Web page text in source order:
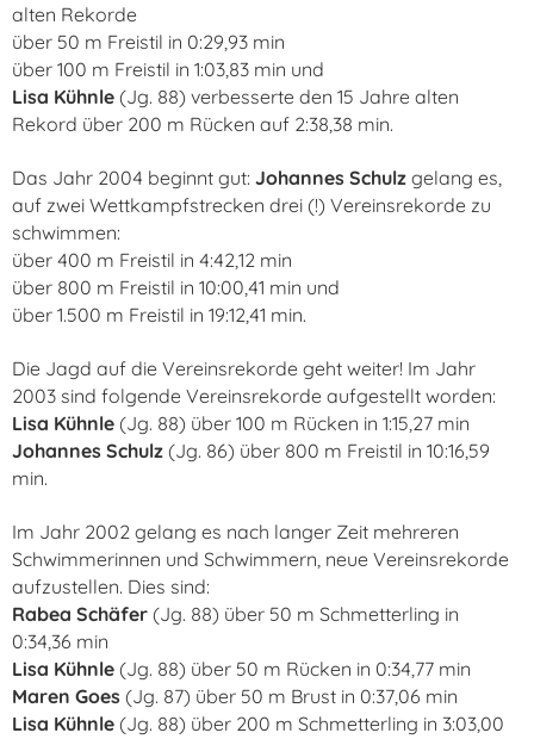
alten Rekorde
über 50 m Freistil in 0:29,93 min
über 100 m Freistil in 1:03,83 min und
Lisa Kühnle (Jg. 88) verbesserte den 15 Jahre alten
Rekord über 200 m Rücken auf 2:38,38 min.
Das Jahr 2004 beginnt gut: Johannes Schulz gelang es,
auf zwei Wettkampfstrecken drei (!) Vereinsrekorde zu
schwimmen:
über 400 m Freistil in 4:42,12 min
über 800 m Freistil in 10:00,41 min und
über 1.500 m Freistil in 19:12,41 min.
Die Jagd auf die Vereinsrekorde geht weiter! Im Jahr
2003 sind folgende Vereinsrekorde aufgestellt worden:
Lisa Kühnle (Jg. 88) über 100 m Rücken in 1:15,27 min
Johannes Schulz (Jg. 86) über 800 m Freistil in 10:16,59
min.
Im Jahr 2002 gelang es nach langer Zeit mehreren
Schwimmerinnen und Schwimmern, neue Vereinsrekorde
aufzustellen. Dies sind:
Rabea Schäfer (Jg. 88) über 50 m Schmetterling in
0:34,36 min
Lisa Kühnle (Jg. 88) über 50 m Rücken in 0:34,77 min
Maren Goes (Jg. 87) über 50 m Brust in 0:37,06 min
Lisa Kühnle (Jg. 88) über 200 m Schmetterling in 3:03,00